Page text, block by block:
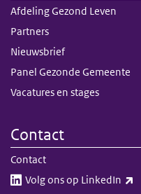
Afdeling Gezond Leven
Partners
Nieuwsbrief
Panel Gezonde Gemeente
Vacatures en stages
Contact
Contact
Volg ons op LinkedIn​​